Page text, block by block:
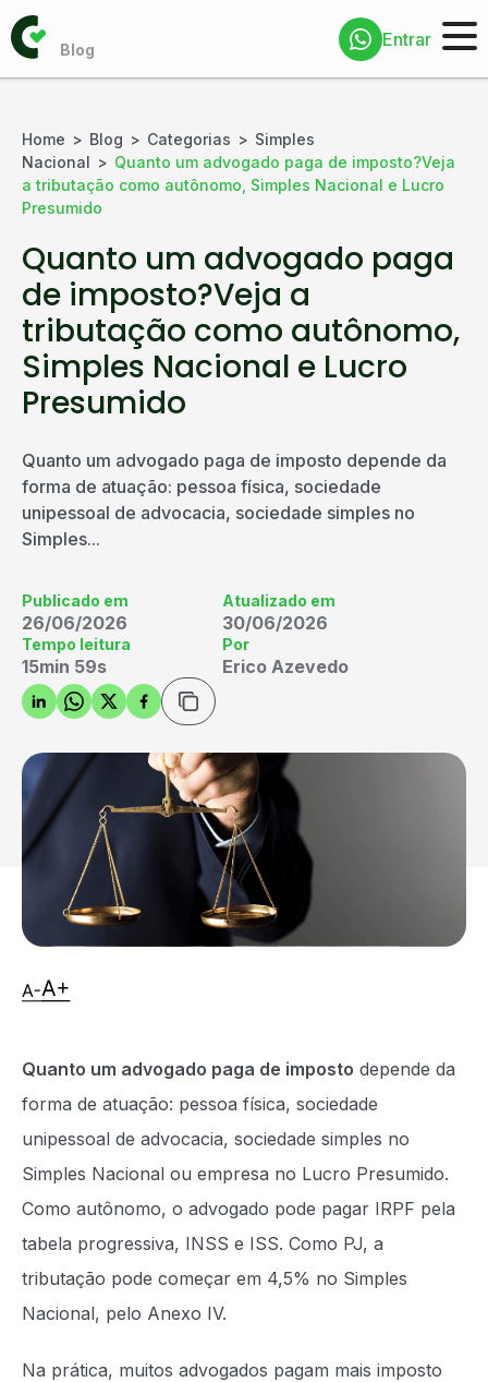
Entrar
Home Blog Categorias
Simples
Nacional
Quanto um advogado paga de imposto?Veja
a tributação como autônomo, Simples Nacional e Lucro
Presumido
Quanto um advogado paga
de imposto?Veja a
tributação como autônomo,
Simples Nacional e Lucro
Presumido
Quanto um advogado paga de imposto depende da
forma de atuação: pessoa física, sociedade
unipessoal de advocacia, sociedade simples no
Simples...
Publicado em
26/06/2026
Atualizado em
30/06/2026
Tempo leitura
15min 59s
Por
Erico Azevedo
Quanto um advogado paga de imposto depende da
forma de atuação: pessoa física, sociedade
unipessoal de advocacia, sociedade simples no
Simples Nacional ou empresa no Lucro Presumido.
Como autônomo, o advogado pode pagar IRPF pela
tabela progressiva, INSS e ISS. Como PJ, a
tributação pode começar em 4,5% no Simples
Nacional, pelo Anexo IV.
Na prática, muitos advogados pagam mais imposto